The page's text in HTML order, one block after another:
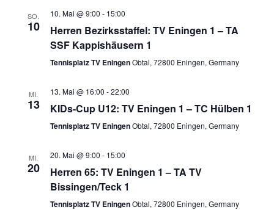
SO.
10
10. Mai @ 9:00 - 15:00
Herren Bezirksstaffel: TV Eningen 1 – TA
SSF Kappishäusern 1
Tennisplatz TV EningenObtal, 72800 Eningen, Germany
MI.
13
13. Mai @ 16:00 -22:00
KIDs-Cup U12: TV Eningen 1 – TC Hülben 1
Tennisplatz TV EningenObtal, 72800 Eningen, Germany
MI.
20
20. Mai @ 9:00 - 15:00
Herren 65: TV Eningen 1 – TA TV
Bissingen/Teck 1
Tennisplatz TV EningenObtal, 72800 Eningen, Germany